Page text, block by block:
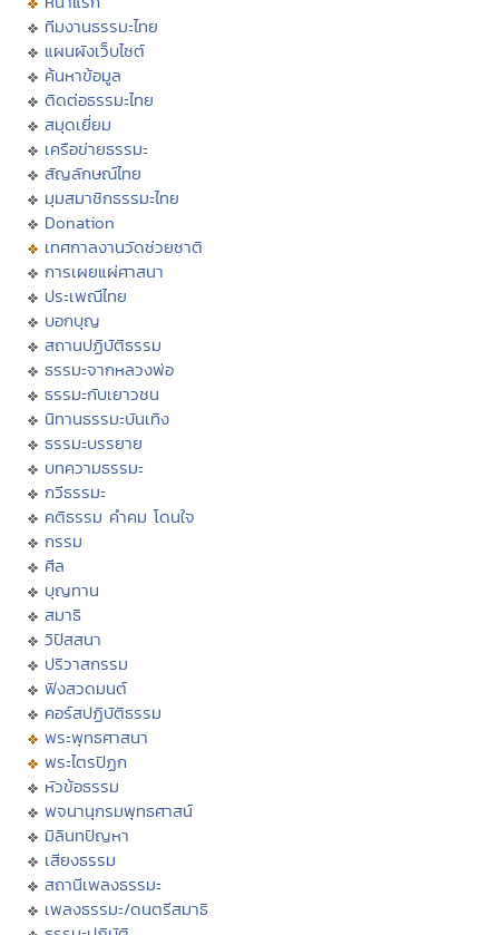
ทีมงานธรรมะไทย
แผนผังเว็บไซต์
ค้นหาข้อมูล
ติดต่อธรรมะไทย
สมุดเยี่ยม
เครือข่ายธรรมะ
สัญลักษณ์ไทย
มุมสมาชิกธรรมะไทย
Donation
เทศกาลงานวัดช่วยชาติ
การเผยแผ่ศาสนา
ประเพณีไทย
บอกบุญ
สถานปฏิบัติธรรม
ธรรมะจากหลวงพ่อ
ธรรมะกับเยาวชน
นิทานธรรมะบันเทิง
ธรรมะบรรยาย
บทความธรรมะ
กวีธรรมะ
คติธรรม คำคม โดนใจ
กรรม
ศีล
บุญทาน
สมาธิ
วิปัสสนา
ปริวาสกรรม
ฟังสวดมนต์
คอร์สปฏิบัติธรรม
พระพุทธศาสนา
พระไตรปิฏก
หัวข้อธรรม
พจนานุกรมพุทธศาสน์
มิลินทปัญหา
เสียงธรรม
สถานีเพลงธรรมะ
เพลงธรรมะ/ดนตรีสมาธิ